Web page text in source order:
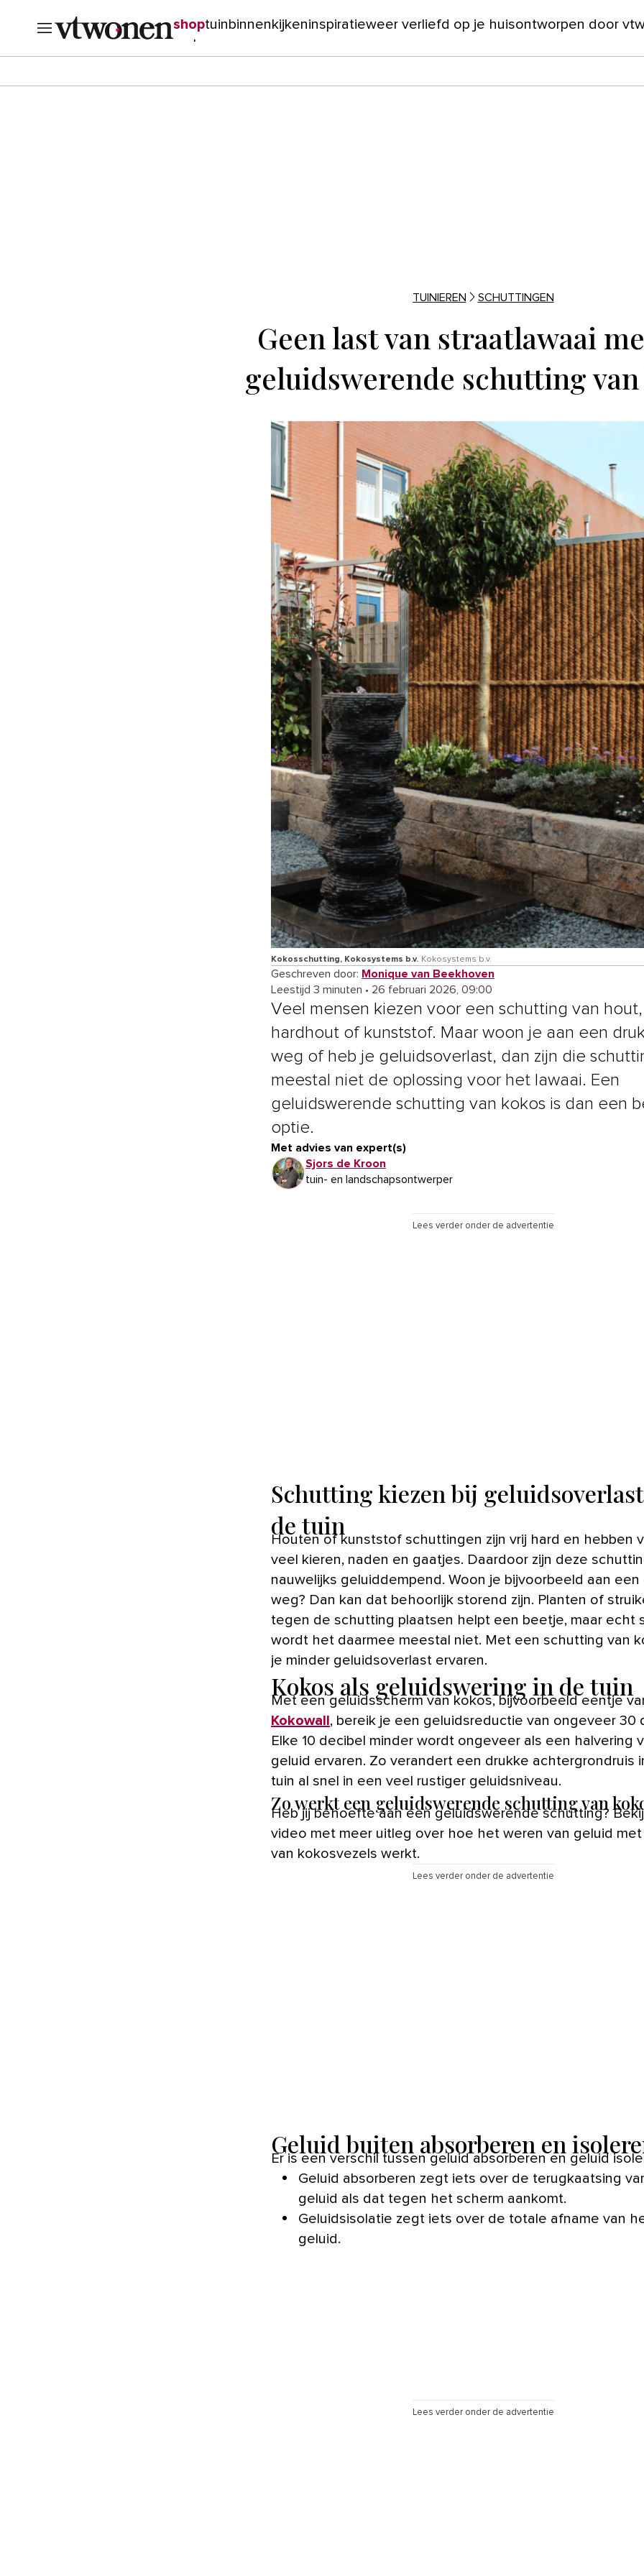
shoptuin binnenkijkeninspiratieweer verliefd op je huisontworpen door
verbouwen
TUINIEREN SCHUTTINGEN
Geen last van straatlawaai
geluidswerende schutting van
Kokosschutting, Kokosystems b.v. Kokosystems b.v.
Geschreven door: Monique van Beekhoven
Leestijd 3 minuten • 26 februari 2026, 09:00
Veel mensen kiezen voor een schutting van hout,
hardhout of kunststof. Maar woon je aan een
weg of heb je geluidsoverlast, dan zijn die
meestal niet de oplossing voor het lawaai. Een
geluidswerende schutting van kokos is dan een
optie.
Met advies van expert(s)
Sjors de Kroon
tuin- en landschapsontwerper
Lees verder onder de advertentie
Schutting kiezen bij
de tuin
Houten of kunststof schuttingen zijn vrij hard en hebben vaak
veel kieren, naden en gaatjes. Daardoor zijn deze
nauwelijks geluiddempend. Woon je bijvoorbeeld aan een
weg? Dan kan dat behoorlijk storend zijn. Planten of
tegen de schutting plaatsen helpt een beetje, maar echt
wordt het daarmee meestal niet. Met een schutting van
je minder geluidsoverlast ervaren.
Kokos als geluidswering in de tuin
Met een geluidsscherm van kokos, bijvoorbeeld eentje
Kokowall, bereik je een geluidsreductie van ongeveer 30
Elke 10 decibel minder wordt ongeveer als een halvering
geluid ervaren. Zo verandert een drukke achtergrondruis
tuin al snel in een veel rustiger geluidsniveau.
Zo werkt een geluidswerende schutting van
Heb jij behoefte aan een geluidswerende schutting?
video met meer uitleg over hoe het weren van geluid met
van kokosvezels werkt.
Lees verder onder de advertentie
Geluid buiten absorberen en
Er is een verschil tussen geluid absorberen en geluid
Geluid absorberen zegt iets over de terugkaatsing
geluid als dat tegen het scherm aankomt.
Geluidsisolatie zegt iets over de totale afname van
geluid.
Lees verder onder de advertentie